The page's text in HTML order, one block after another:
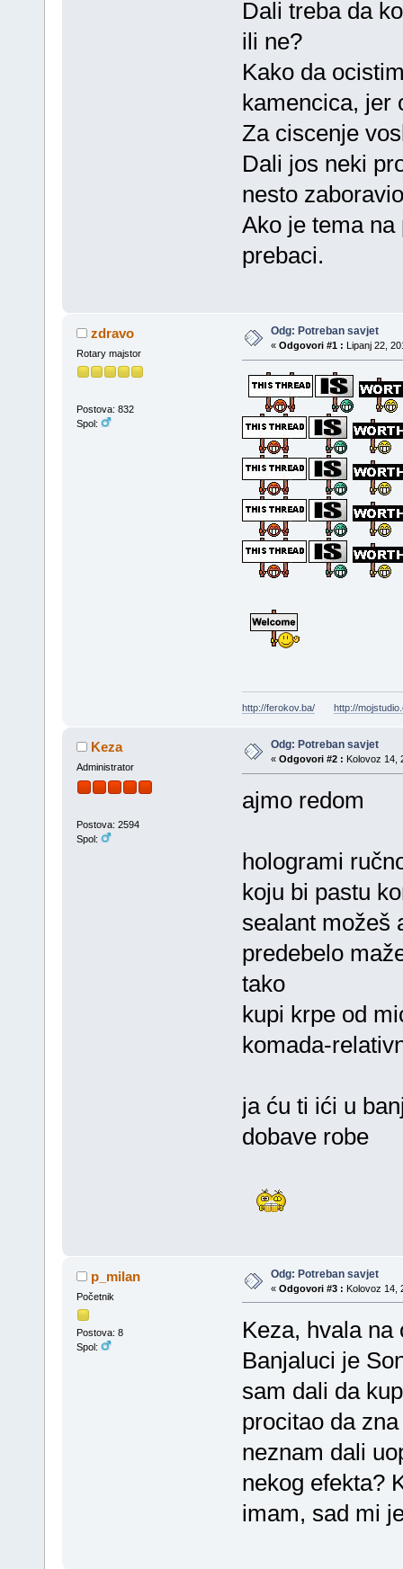
Dali treba da
ili ne?
Kako da
kamencica, jer
Za ciscenje
Dali jos neki
nesto
Ako je tema
prebaci.
zdravo
Rotary majstor
Postova: 832
Spol:
Odg: Potreban savjet
« Odgovori #1 : Lipanj 22,
http://ferokov.ba/ http://
Keza
Administrator
Postova: 2594
Spol:
Odg: Potreban savjet
« Odgovori #2 : Kolovoz 14,
ajmo redom
hologrami
koju bi pastu
sealant možeš
predebelo
tako
kupi krpe od
komada-
ja ću ti ići u
dobave robe
p_milan
Početnik
Postova: 8
Spol:
Odg: Potreban savjet
« Odgovori #3 : Kolovoz 14,
Keza, hvala na
Banjaluci je
sam dali da
procitao da
neznam dali
nekog efekta?
imam, sad mi